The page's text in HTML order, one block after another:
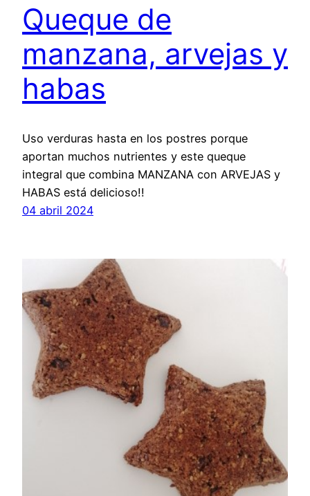
Queque de
manzana, arvejas y
habas
Uso verduras hasta en los postres porque
aportan muchos nutrientes y este queque
integral que combina MANZANA con ARVEJAS y
HABAS está delicioso!!
04 abril 2024